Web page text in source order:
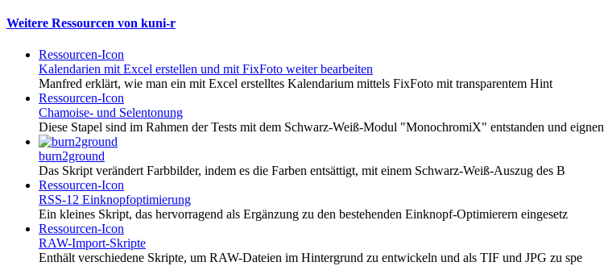
Weitere Ressourcen von kuni-r
Ressourcen-Icon
Kalendarien mit Excel erstellen und mit FixFoto weiter bearbeiten
Manfred erklärt, wie man ein mit Excel erstelltes Kalendarium mittels FixFoto mit transparentem Hint
Ressourcen-Icon
Chamoise- und Selentonung
Diese Stapel sind im Rahmen der Tests mit dem Schwarz-Weiß-Modul "MonochromiX" entstanden und eignen
burn2ground
Das Skript verändert Farbbilder, indem es die Farben entsättigt, mit einem Schwarz-Weiß-Auszug des B
Ressourcen-Icon
RSS-12 Einknopfoptimierung
Ein kleines Skript, das hervorragend als Ergänzung zu den bestehenden Einknopf-Optimierern eingesetz
Ressourcen-Icon
RAW-Import-Skripte
Enthält verschiedene Skripte, um RAW-Dateien im Hintergrund zu entwickeln und als TIF und JPG zu spe